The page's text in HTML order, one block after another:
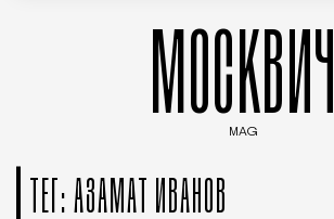
МОСКВИЧ
MAG
ТЕГ: АЗАМАТ ИВАНОВ